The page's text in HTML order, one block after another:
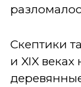
Скептики
и XIX веках